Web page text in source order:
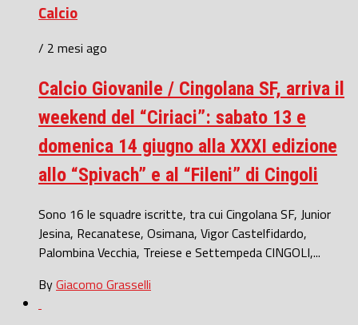
Calcio
/ 2 mesi ago
Calcio Giovanile / Cingolana SF, arriva il
weekend del “Ciriaci”: sabato 13 e
domenica 14 giugno alla XXXI edizione
allo “Spivach” e al “Fileni” di Cingoli
Sono 16 le squadre iscritte, tra cui Cingolana SF, Junior
Jesina, Recanatese, Osimana, Vigor Castelfidardo,
Palombina Vecchia, Treiese e Settempeda CINGOLI,...
ByGiacomo Grasselli